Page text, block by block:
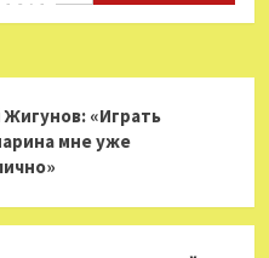
Жигунов: «Играть
мне уже